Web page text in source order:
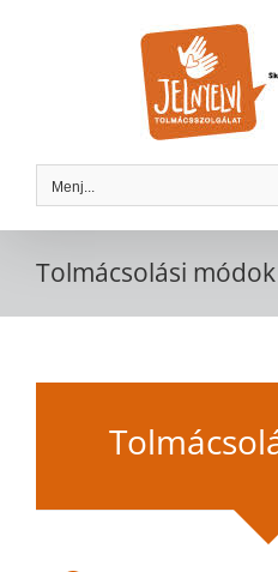
Menj...
Tolmácsolási módok